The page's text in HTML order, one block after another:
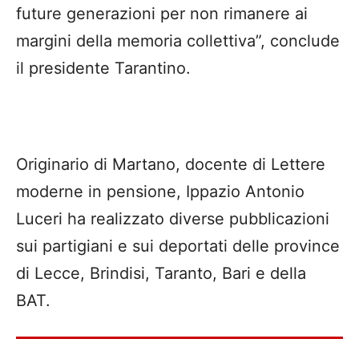
future generazioni per non rimanere ai
margini della memoria collettiva”, conclude
il presidente Tarantino.
Originario di Martano, docente di Lettere
moderne in pensione, Ippazio Antonio
Luceri ha realizzato diverse pubblicazioni
sui partigiani e sui deportati delle province
di Lecce, Brindisi, Taranto, Bari e della
BAT.